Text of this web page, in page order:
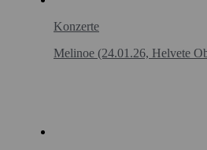
Konzerte
Melinoe (24.01.26, Helvete